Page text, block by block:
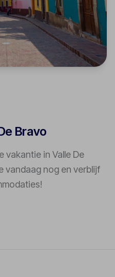
Bravo
vakantie in Valle De
vandaag nog en verblijf